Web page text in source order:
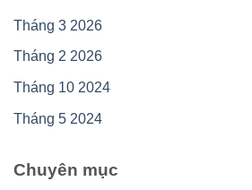
Tháng 3 2026
Tháng 2 2026
Tháng 10 2024
Tháng 5 2024
Chuyên mục